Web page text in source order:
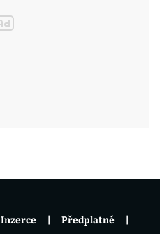
Inzerce Předplatné